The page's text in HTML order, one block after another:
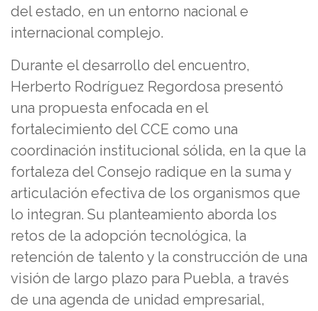
del estado, en un entorno nacional e
internacional complejo.
Durante el desarrollo del encuentro,
Herberto Rodríguez Regordosa presentó
una propuesta enfocada en el
fortalecimiento del CCE como una
coordinación institucional sólida, en la que la
fortaleza del Consejo radique en la suma y
articulación efectiva de los organismos que
lo integran. Su planteamiento aborda los
retos de la adopción tecnológica, la
retención de talento y la construcción de una
visión de largo plazo para Puebla, a través
de una agenda de unidad empresarial,